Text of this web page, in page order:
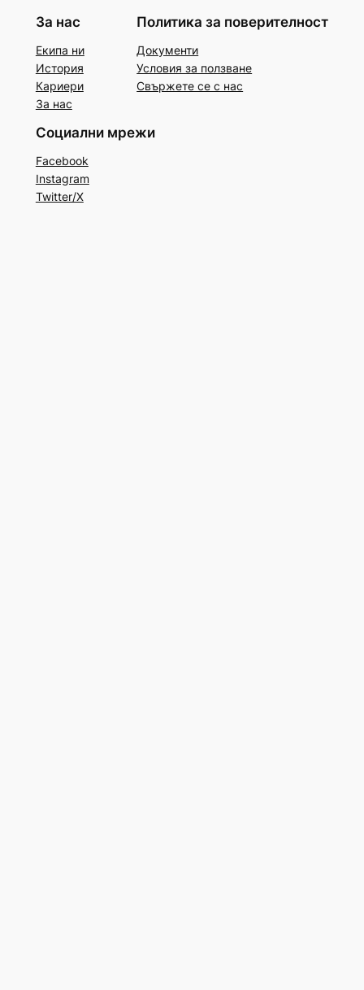
За нас
Екипа ни
История
Кариери
За нас
Политика за поверителност
Документи
Условия за ползване
Свържете се с нас
Социални мрежи
Facebook
Instagram
Twitter/X